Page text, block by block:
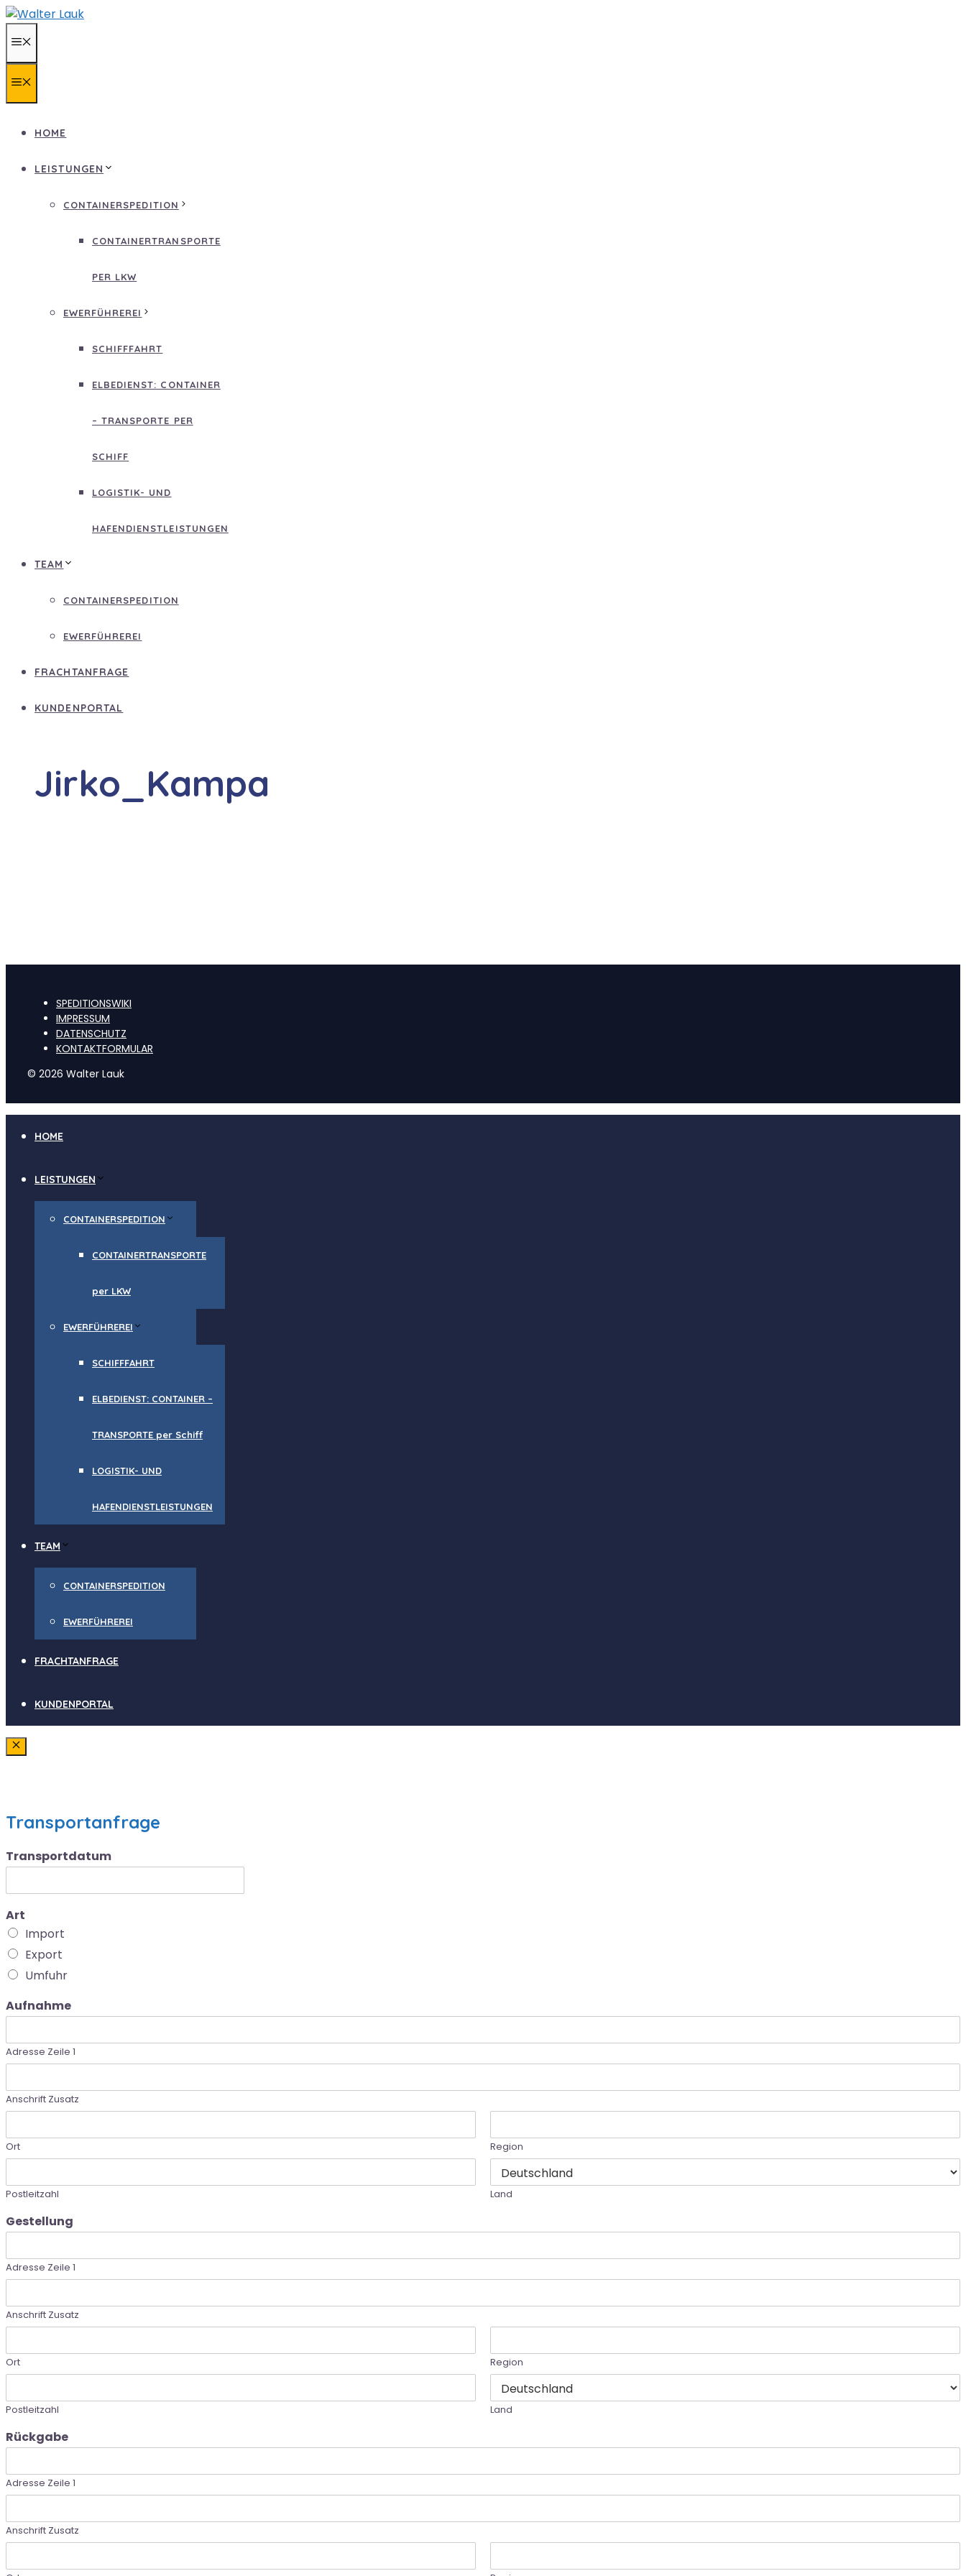
Zum
springen
HOME
LEISTUNGEN
CONTAINERSPEDITION
CONTAINERTRANSPORTE
PER LKW
EWERFÜHREREI
SCHIFFFAHRT
ELBEDIENST: CONTAINER
– TRANSPORTE PER
SCHIFF
LOGISTIK- UND
HAFENDIENSTLEISTUNGEN
TEAM
CONTAINERSPEDITION
EWERFÜHREREI
FRACHTANFRAGE
KUNDENPORTAL
Jirko_Kampa
SPEDITIONSWIKI
IMPRESSUM
DATENSCHUTZ
KONTAKTFORMULAR
© 2026 Walter Lauk
HOME
LEISTUNGEN
CONTAINERSPEDITION
CONTAINERTRANSPORTE
per LKW
EWERFÜHREREI
SCHIFFFAHRT
ELBEDIENST: CONTAINER –
TRANSPORTE per Schiff
LOGISTIK- UND
HAFENDIENSTLEISTUNGEN
TEAM
CONTAINERSPEDITION
EWERFÜHREREI
FRACHTANFRAGE
KUNDENPORTAL
Schließen
Transportanfrage
Transportdatum
Art
Import
Export
Umfuhr
Aufnahme
Adresse Zeile 1
Anschrift Zusatz
Ort Region
Postleitzahl Land
Gestellung
Adresse Zeile 1
Anschrift Zusatz
Ort Region
Postleitzahl Land
Rückgabe
Adresse Zeile 1
Anschrift Zusatz